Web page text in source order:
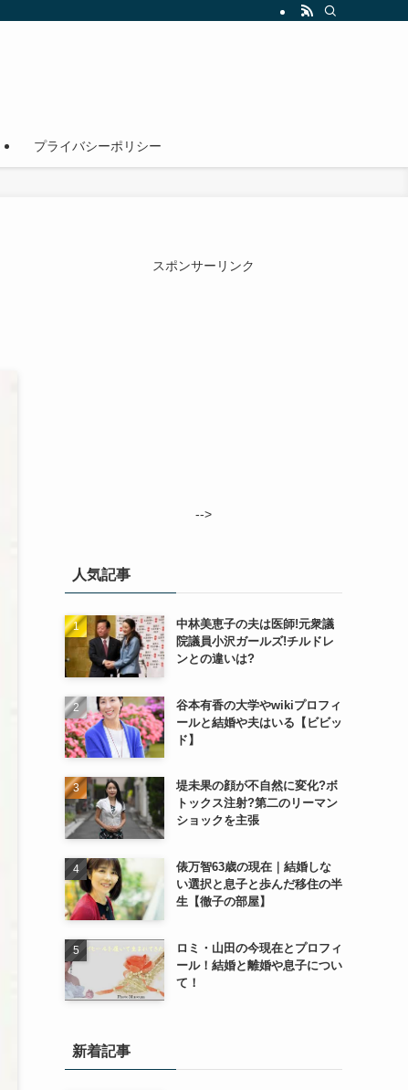
プライバシーポリシー
スポンサーリンク
-->
人気記事
中林美恵子の夫は医師!元衆議
院議員小沢ガールズ!チルドレ
ンとの違いは?
谷本有香の大学やwikiプロフィ
ールと結婚や夫はいる【ビビッ
ド】
堤未果の顔が不自然に変化?ボ
トックス注射?第二のリーマン
ショックを主張
俵万智63歳の現在｜結婚しな
い選択と息子と歩んだ移住の半
生【徹子の部屋】
ロミ・山田の今現在とプロフィ
ール！結婚と離婚や息子につい
て！
新着記事